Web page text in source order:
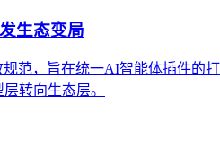
生态变局
范，旨在统一AI智能体插件
转向生态层。